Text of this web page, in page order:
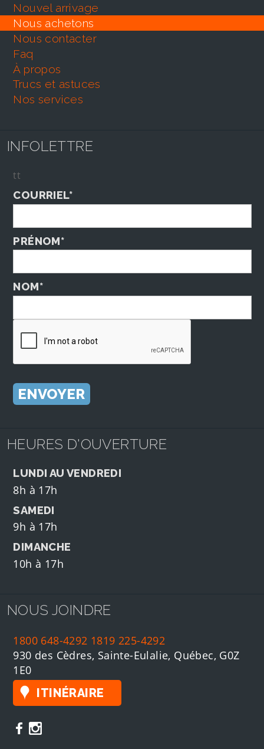
nouvel arrivage
nous achetons
nous contacter
faq
À propos
trucs et astuces
nos services
INFOLETTRE
tt
COURRIEL*
PRÉNOM*
NOM*
HEURES D'OUVERTURE
LUNDI AU VENDREDI
8h à 17h
SAMEDI
9h à 17h
DIMANCHE
10h à 17h
NOUS JOINDRE
1800 648-4292 1819 225-4292
930 des Cèdres, Sainte-Eulalie, Québec, G0Z
1E0
ITINÉRAIRE